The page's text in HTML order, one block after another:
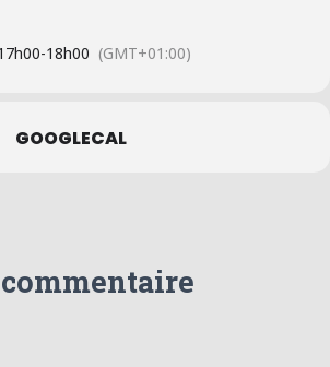
-18h00 (GMT+01:00)
GOOGLECAL